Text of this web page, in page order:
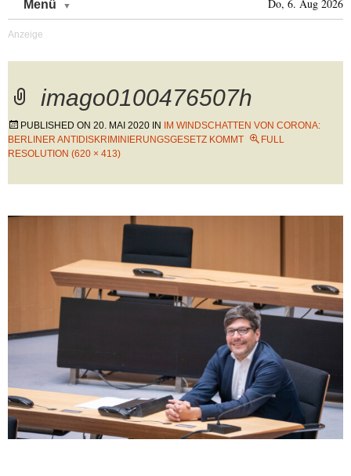
Menü Do, 6. Aug 2026
imago0100476507h
PUBLISHED ON 20. MAI 2020 IN
IM WINDSCHATTEN VON CORONA:
BERLINER ANTIDISKRIMINIERUNGSGESETZ KOMMT
FULL
RESOLUTION (620 × 413)